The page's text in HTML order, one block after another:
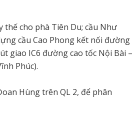
thế cho phà Tiên Du; cầu Như
cầu Cao Phong kết nối đường
giao IC6 đường cao tốc Nội Bài –
Phúc).
Hùng trên QL 2, để phân